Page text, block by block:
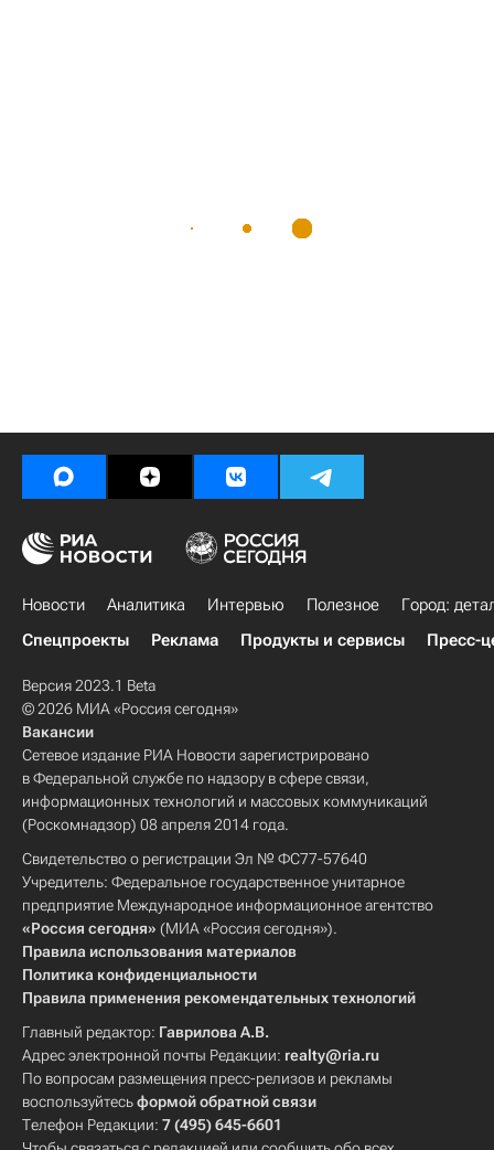
Новости Аналитика Интервью Полезное
Город:
Спецпроекты
Реклама Продукты и сервисы Пресс-
Версия 2023.1 Beta
© 2026 МИА «Россия сегодня»
Вакансии
Сетевое издание РИА Новости зарегистрировано
в Федеральной службе по надзору в сфере связи,
информационных технологий и массовых коммуникаций
(Роскомнадзор) 08 апреля 2014 года.
Свидетельство о регистрации Эл № ФС77-57640
Учредитель: Федеральное государственное унитарное
предприятие Международное информационное агентство
«Россия сегодня» (МИА «Россия сегодня»).
Правила использования материалов
Политика конфиденциальности
Правила применения рекомендательных технологий
Главный редактор: Гаврилова А.В.
Адрес электронной почты Редакции: realty@ria.ru
По вопросам размещения пресс-релизов и рекламы
воспользуйтесьформой обратной связи
Телефон Редакции: 7 (495) 645-6601